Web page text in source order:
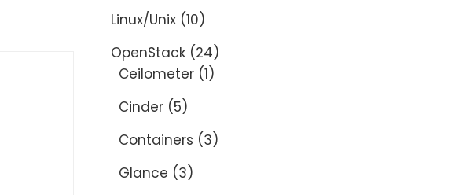
Linux/Unix (10)
OpenStack (24)
Ceilometer (1)
Cinder (5)
Containers (3)
Glance (3)